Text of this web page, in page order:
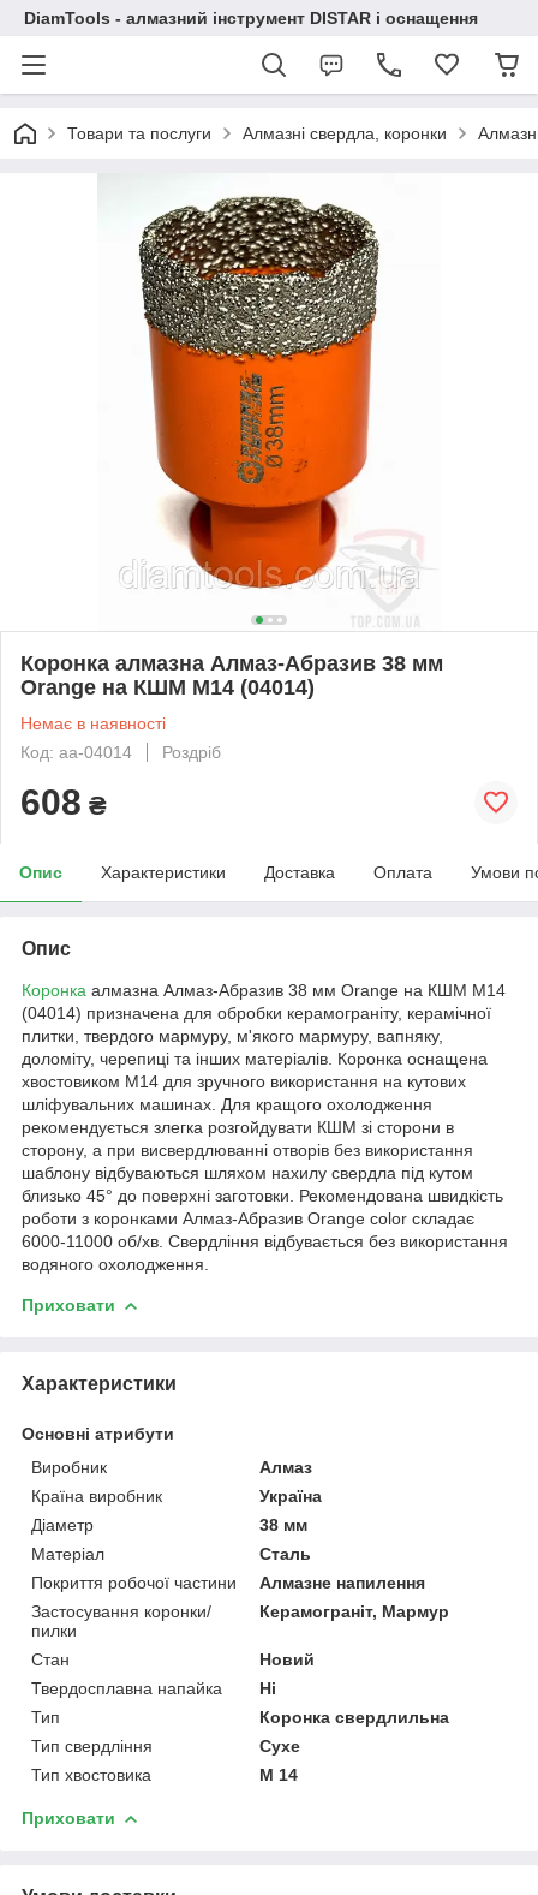
DiamTools - алмазний інструмент DISTAR і оснащення
Товари та послуги Алмазні свердла, коронки
Коронка алмазна Алмаз-Абразив 38 мм
Orange на КШМ M14 (04014)
Немає в наявності
Код: aa-04014
Роздріб
608 ₴
Опис Характеристики Доставка Оплата Умови
Опис
Коронка алмазна Алмаз-Абразив 38 мм Orange на КШМ M14
(04014) призначена для обробки керамограніту, керамічної
плитки, твердого мармуру, м'якого мармуру, вапняку,
доломіту, черепиці та інших матеріалів. Коронка оснащена
хвостовиком M14 для зручного використання на кутових
шліфувальних машинах. Для кращого охолодження
рекомендується злегка розгойдувати КШМ зі сторони в
сторону, а при висвердлюванні отворів без використання
шаблону відбуваються шляхом нахилу свердла під кутом
близько 45° до поверхні заготовки. Рекомендована швидкість
роботи з коронками Алмаз-Абразив Orange color складає
6000-11000 об/хв. Свердління відбувається без використання
водяного охолодження.
Приховати
Характеристики
Основні атрибути
Виробник
Алмаз
Країна виробник
Україна
Діаметр
38 мм
Матеріал
Сталь
Покриття робочої частини
Алмазне напилення
Застосування коронки/
пилки
Керамограніт, Мармур
Стан
Новий
Твердосплавна напайка
Ні
Тип
Коронка свердлильна
Тип свердління
Сухе
Тип хвостовика
М 14
Приховати